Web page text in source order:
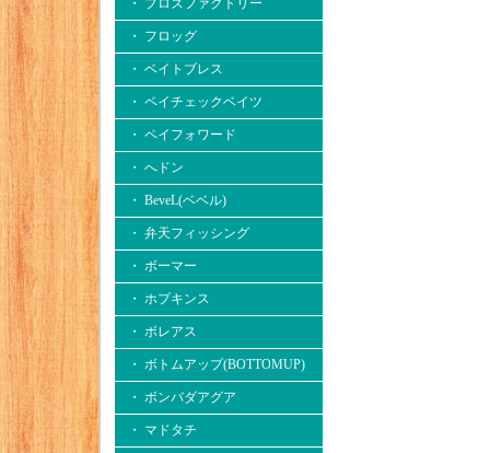
・ プロズファクトリー
・ フロッグ
・ ベイトブレス
・ ペイチェックベイツ
・ ペイフォワード
・ へドン
・ BeveL(ベベル)
・ 弁天フィッシング
・ ボーマー
・ ホプキンス
・ ボレアス
・ ボトムアップ(BOTTOMUP)
・ ボンバダアグア
・ マドタチ